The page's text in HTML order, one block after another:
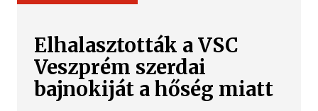
Elhalasztották a VSC
Veszprém szerdai
bajnokiját a hőség miatt